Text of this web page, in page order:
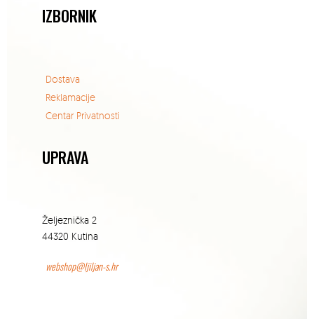
IZBORNIK
Dostava
Reklamacije
Centar Privatnosti
UPRAVA
Željeznička 2
44320 Kutina
webshop@ljiljan-s.hr